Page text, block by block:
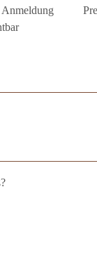
Anmeldung